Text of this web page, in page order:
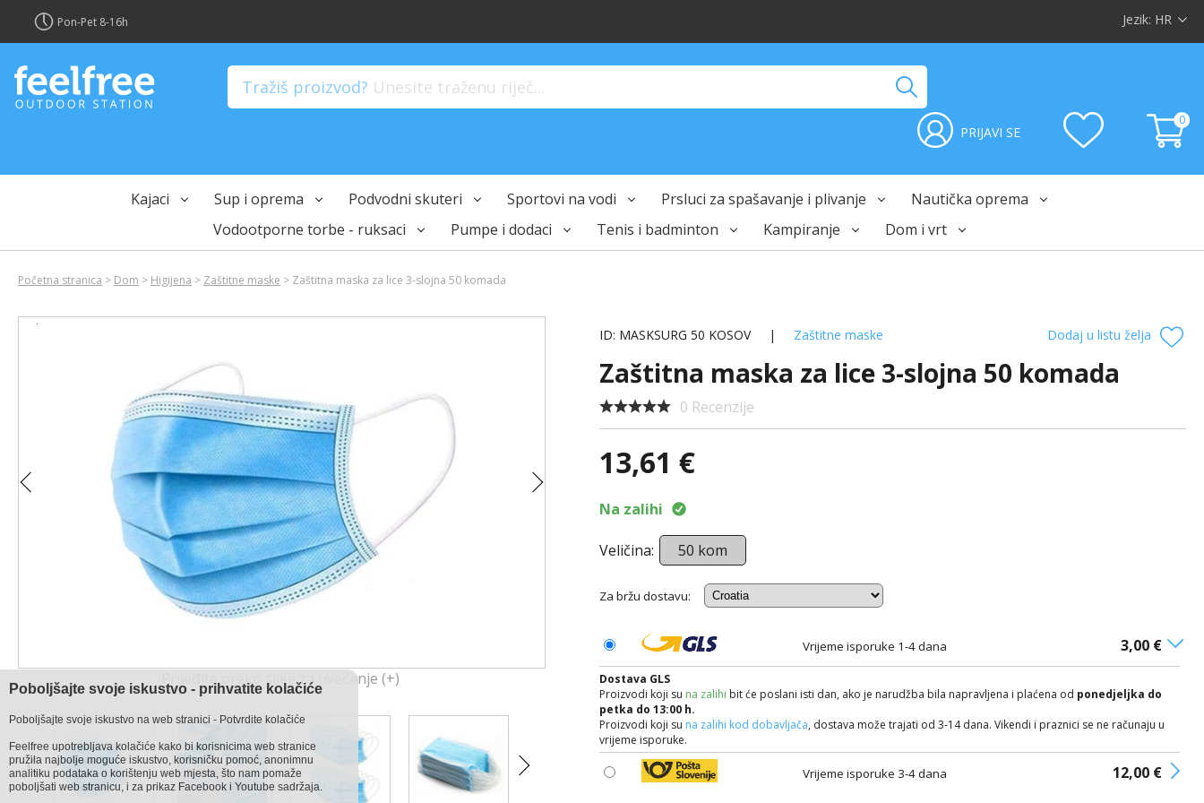
Pon-Pet 8-16h Jezik: HR
Tražiš proizvod? Unesite traženu riječ...
0
PRIJAVI SE
Kajaci Sup i oprema Podvodni skuteri Sportovi na vodi Prsluci za spašavanje i plivanje
Nautička oprema
Vodootporne torbe - ruksaci
Pumpe i dodaci Tenis i badminton Kampiranje Dom i vrt
Početna stranica > Dom > Higijena > Zaštitne maske > Zaštitna maska za lice 3-slojna 50 komada
Prijeđite preko slike za uvećanje (+)
ID: MASKSURG 50 KOSOV | Zaštitne maske Dodaj u listu želja
Zaštitna maska za lice 3-slojna 50 komada
0 Recenzije
13,61 €
Na zalihi
Veličina: 50 kom
Za bržu dostavu:
Vrijeme isporuke 1-4 dana 3,00 €
Dostava GLS
Proizvodi koji su na zalihi bit će poslani isti dan, ako je narudžba bila napravljena i plaćena od ponedjeljka do
petka do 13:00 h.
Proizvodi koji su na zalihi kod dobavljača, dostava može trajati od 3-14 dana. Vikendi i praznici se ne računaju u
vrijeme isporuke.
Vrijeme isporuke 3-4 dana 12,00 €
Poboljšajte svoje iskustvo - prihvatite kolačiće
Poboljšajte svoje iskustvo na web stranici - Potvrdite kolačiće
Feelfree upotrebljava kolačiće kako bi korisnicima web stranice
pružila najbolje moguće iskustvo, korisničku pomoć, anonimnu
analitiku podataka o korištenju web mjesta, što nam pomaže
poboljšati web stranicu, i za prikaz Facebook i Youtube sadržaja.